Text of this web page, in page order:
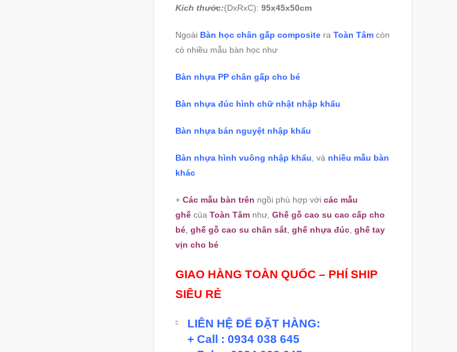
Kích thước:(DxRxC): 95x45x50cm
Ngoài Bàn học chân gấp compositera Toàn Tâmcòn
có nhiều mẫu bàn học như
Bàn nhựa PP chân gấp cho bé
Bàn nhựa đúc hình chữ nhật nhập khẩu
Bàn nhựa bán nguyệt nhập khẩu
Bàn nhựa hình vuông nhập khẩu , và nhiều mẫu bàn
khác
+ Các mẫu bàn trên ngồi phù hợp với các mẫu
ghếcủa Toàn Tâmnhư, Ghế gỗ cao su cao cấp cho
bé, ghế gỗ cao su chân sắt, ghế nhựa đúc, ghế tay
vịn cho bé
GIAO HÀNG TOÀN QUỐC – PHÍ SHIP
SIÊU RẺ
LIÊN HỆ ĐỂ ĐẶT HÀNG:
+ Call : 0934 038 645